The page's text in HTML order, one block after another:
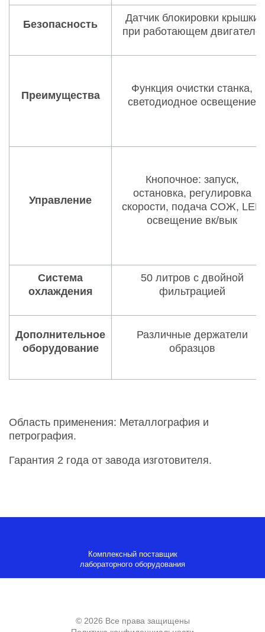
Безопасность
Датчик блокировки крышки
при работающем двигателе
Преимущества
Функция очистки станка,
светодиодное освещение
Управление
Кнопочное: запуск,
остановка, регулировка
скорости, подача СОЖ, LED
освещение вк/вык
Система
охлаждения
50 литров с двойной
фильтрацией
Дополнительное
оборудование
Различные держатели
образцов
Область применения: Металлография и
петрография.
Гарантия 2 года от завода изготовителя.
Комплексный поставщик
лабораторного оборудования
© 2026 Все права защищены